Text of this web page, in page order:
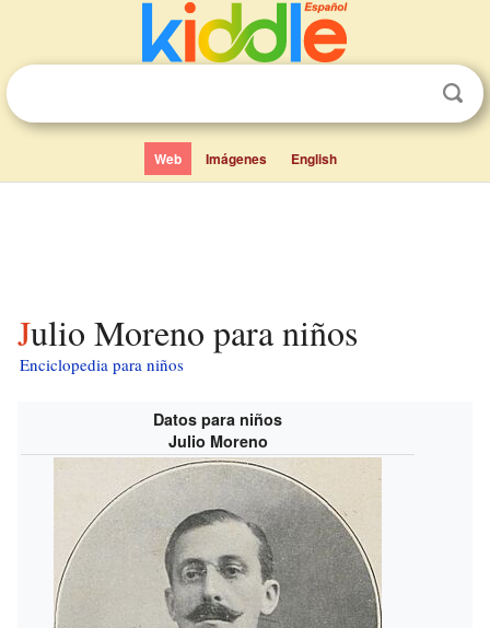
Web Imágenes English
Julio Moreno para niños
Enciclopedia para niños
Datos para niños
Julio Moreno